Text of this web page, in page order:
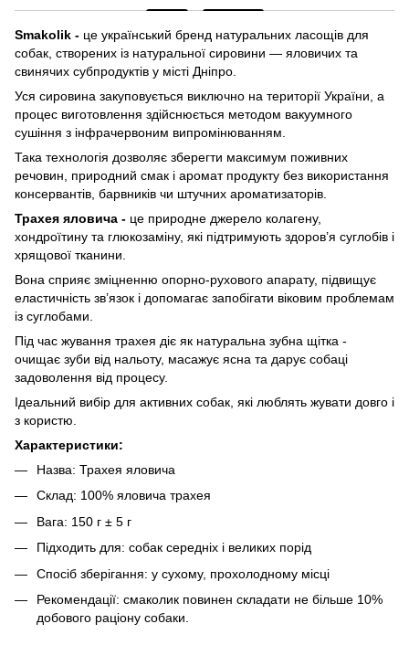
Smakolik - це український бренд натуральних ласощів для
собак, створених із натуральної сировини — яловичих та
свинячих субпродуктів у місті Дніпро.
Уся сировина закуповується виключно на території України, а
процес виготовлення здійснюється методом вакуумного
сушіння з інфрачервоним випромінюванням.
Така технологія дозволяє зберегти максимум поживних
речовин, природний смак і аромат продукту без використання
консервантів, барвників чи штучних ароматизаторів.
Трахея яловича - це природне джерело колагену,
хондроїтину та глюкозаміну, які підтримують здоров’я суглобів і
хрящової тканини.
Вона сприяє зміцненню опорно-рухового апарату, підвищує
еластичність зв’язок і допомагає запобігати віковим проблемам
із суглобами.
Під час жування трахея діє як натуральна зубна щітка -
очищає зуби від нальоту, масажує ясна та дарує собаці
задоволення від процесу.
Ідеальний вибір для активних собак, які люблять жувати довго і
з користю.
Характеристики:
Назва: Трахея яловича
Склад: 100% яловича трахея
Вага: 150 г ± 5 г
Підходить для: собак середніх і великих порід
Спосіб зберігання: у сухому, прохолодному місці
Рекомендації: смаколик повинен складати не більше 10%
добового раціону собаки.